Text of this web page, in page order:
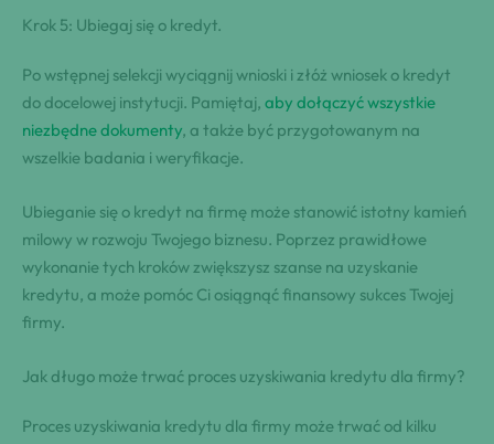
Krok 5: Ubiegaj się o kredyt.
Po wstępnej selekcji wyciągnij wnioski i złóż wniosek o kredyt
do docelowej instytucji. Pamiętaj, aby dołączyć wszystkie
niezbędne dokumenty, a także być przygotowanym na
wszelkie badania i weryfikacje.
Ubieganie się o kredyt na firmę może stanowić istotny kamień
milowy w rozwoju Twojego biznesu. Poprzez prawidłowe
wykonanie tych kroków zwiększysz szanse na uzyskanie
kredytu, a może pomóc Ci osiągnąć finansowy sukces Twojej
firmy.
Jak długo może trwać proces uzyskiwania kredytu dla firmy?
Proces uzyskiwania kredytu dla firmy może trwać od kilku